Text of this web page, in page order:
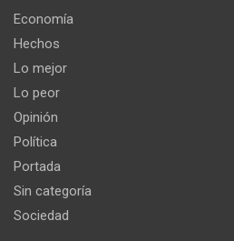
Economía
Hechos
Lo mejor
Lo peor
Opinión
Política
Portada
Sin categoría
Sociedad